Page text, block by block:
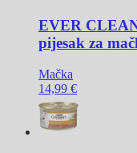
EVER
pijesak za
Mačka
14,99 €